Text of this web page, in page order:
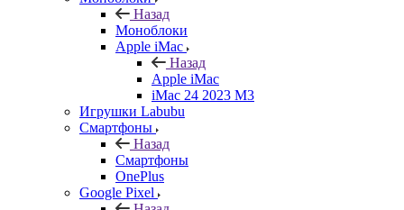
Назад
Моноблоки
Apple iMac
Назад
Apple iMac
iMac 24 2023 M3
Игрушки Labubu
Смартфоны
Назад
Смартфоны
OnePlus
Google Pixel